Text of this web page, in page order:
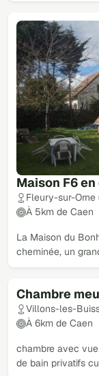
Maison F6
Fleury-sur-Orne
À 5km de Caen
La Maison du
cheminée, un
Chambre
Villons-les-
À 6km de Caen
chambre avec
de bain privatifs